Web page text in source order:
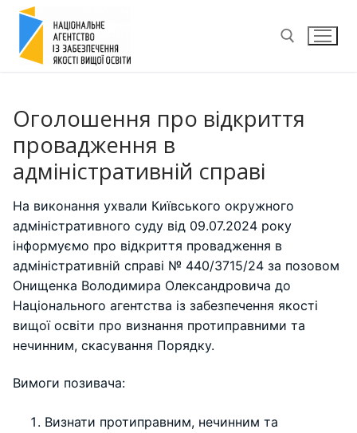
Перейти
вмісту
Оголошення про відкриття
провадження в
адміністративній справі
На виконання ухвали Київського окружного
адміністративного суду від 09.07.2024 року
інформуємо про відкриття провадження в
адміністративній справі № 440/3715/24 за позовом
Онищенка Володимира Олександровича до
Національного агентства із забезпечення якості
вищої освіти про визнання протиправними та
нечинним, скасування Порядку.
Вимоги позивача:
Визнати протиправним, нечинним та